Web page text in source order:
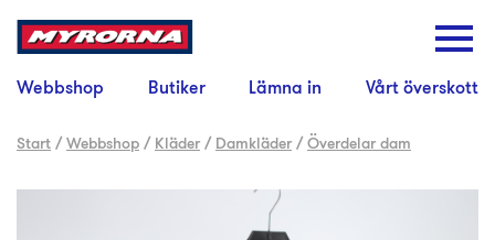
Webbshop Butiker Lämna in Vårt överskott
Start /Webbshop / Kläder / Damkläder /Överdelar dam